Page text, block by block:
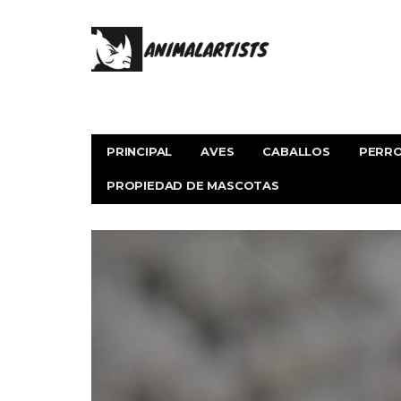
PRINCIPAL AVES CABALLOS
PROPIEDAD DE MASCOTAS